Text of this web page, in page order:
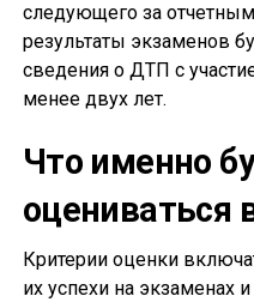
следующего за отчетным
результаты экзаменов
сведения о ДТП с
менее двух лет.
Что именно
оцениваться
Критерии оценки
их успехи на экзаменах